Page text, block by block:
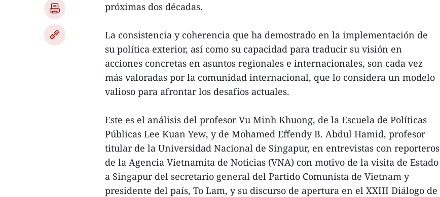
próximas dos décadas.
La consistencia y coherencia que ha demostrado en la implementación de
su política exterior, así como su capacidad para traducir su visión en
acciones concretas en asuntos regionales e internacionales, son cada vez
más valoradas por la comunidad internacional, que lo considera un modelo
valioso para afrontar los desafíos actuales.
Este es el análisis del profesor Vu Minh Khuong, de la Escuela de Políticas
Públicas Lee Kuan Yew, y de Mohamed Effendy B. Abdul Hamid, profesor
titular de la Universidad Nacional de Singapur, en entrevistas con reporteros
de la Agencia Vietnamita de Noticias (VNA) con motivo de la visita de Estado
a Singapur del secretario general del Partido Comunista de Vietnam y
presidente del país, To Lam, y su discurso de apertura en el XXIII Diálogo de